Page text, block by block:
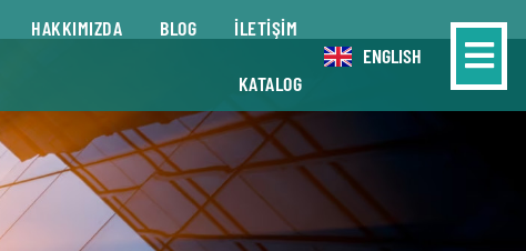
HAKKIMIZDA BLOG İLETİŞİM
KATALOG
ENGLISH